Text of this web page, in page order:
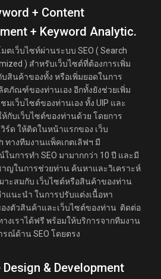
+ Content
+ Keyword Analytic.
ตเว็บไซท์ผ่านระบบ SEO ( Search
) สำหรับเว็บไซต์ที่ต้องการเพิ่ม
สินค้าของทั้ง หรือเพิ่มยอดในการ
ตภัณฑ์ของท่านเอง อีกทั้งยังช่วยเพิ่ม
มเว็บไซต์ของท่านเอง ทั้ง UIP และ
ห้กับเว็บไซต์ของท่านด้วย โดยการ
ร์ด ให้ติดในหน้าแรกของ เว็บ
ทางทีมงานแพ็คเกตเลิฟฯ มี
นการทำ SEO มามากกว่า 10 ปี และมี
าญในการช่วยท่าน ค้นหาและวิเคราะห์
าะสมกับ เว็บไซต์หรือสินค้าของท่าน
แนะนำ ในการปรับแต่งเนื้อหา
องตัวสินค้าและเว็บไซต์ของท่าน ติดต่อ
งเราได้ฟรี พร้อมให้บริการจากทีมงาน
ณ์ด้าน SEO โดยตรง
& Development